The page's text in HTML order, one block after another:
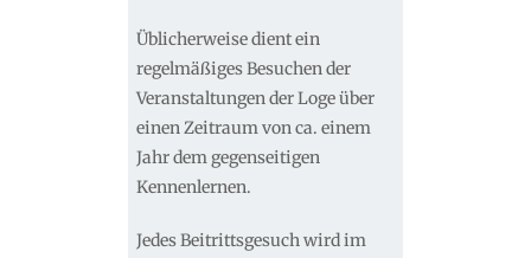
Üblicherweise dient ein
regelmäßiges Besuchen der
Veranstaltungen der Loge über
einen Zeitraum von ca. einem
Jahr dem gegenseitigen
Kennenlernen.
Jedes Beitrittsgesuch wird im